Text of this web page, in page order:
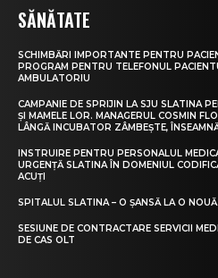
SĂNĂTATE
SCHIMBĂRI IMPORTANTE PENTRU
PROGRAM PENTRU TELEFONUL
AMBULATORIU
CAMPANIE DE SPRIJIN LA SJU SLATINA
ȘI MAMELE LOR. MANAGERUL COSMIN
LÂNGĂ INCUBATOR ZÂMBEȘTE,
INSTRUIRE PENTRU PERSONALUL
URGENȚĂ SLATINA ÎN DOMENIUL
ACUȚI
SPITALUL SLATINA – O ȘANSĂ LA O
SESIUNE DE CONTRACTARE SERVICII
DE CAS OLT